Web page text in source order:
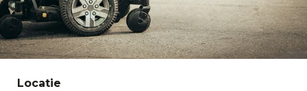
Locatie